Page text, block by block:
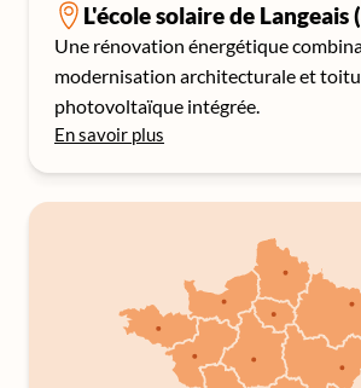
L'école solaire de Langeais
Une rénovation énergétique
modernisation architecturale et
photovoltaïque intégrée.
En savoir plus